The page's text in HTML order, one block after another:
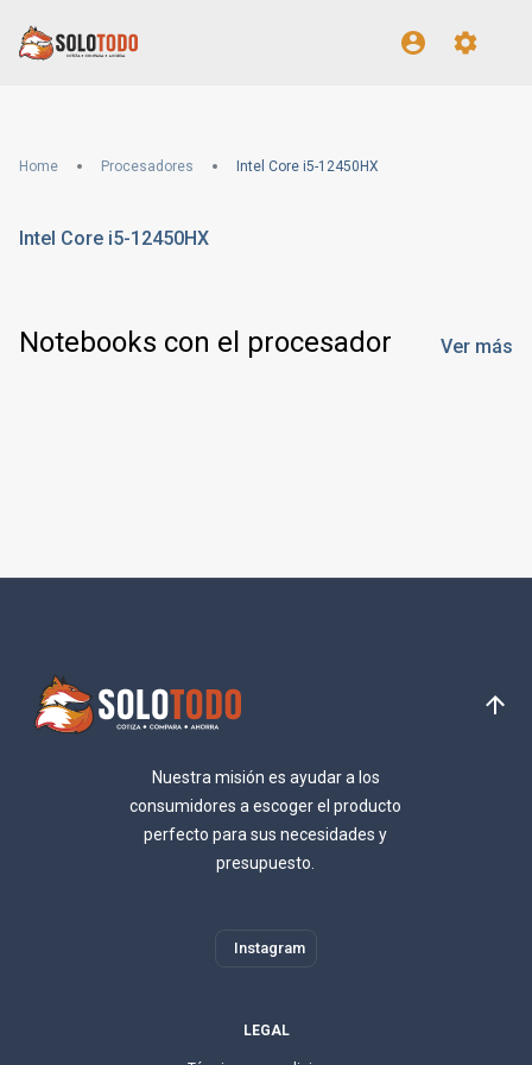
Home Procesadores Intel Core i5-12450HX
Intel Core i5-12450HX
Notebooks con el procesador Ver más
Nuestra misión es ayudar a los
consumidores a escoger el producto
perfecto para sus necesidades y
presupuesto.
Instagram
LEGAL